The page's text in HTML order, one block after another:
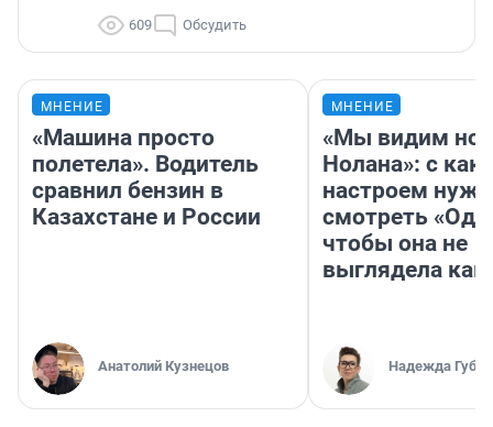
609 Обсудить
МНЕНИЕ
«Машина просто
полетела». Водитель
сравнил бензин в
Казахстане и России
Анатолий Кузнецов
МНЕНИЕ
«Мы видим
Нолана»: с
настроем
смотреть
чтобы она не
выглядела как
Надежда